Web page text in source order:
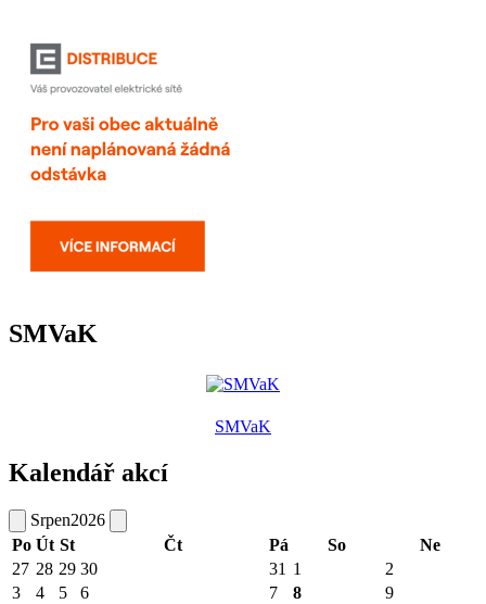
SMVaK
SMVaK
Kalendář akcí
Srpen2026
Po Út St Čt Pá So
Ne
27 28 29 30 31 1
2
3
4 5 6 7 8 9